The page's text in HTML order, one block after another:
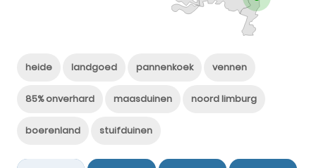
heide landgoed pannenkoek vennen
85% onverhard maasduinen noord limburg
boerenland stuifduinen